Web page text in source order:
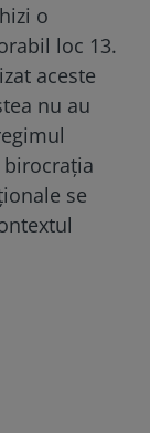
o
loc 13.
aceste
nu au
se